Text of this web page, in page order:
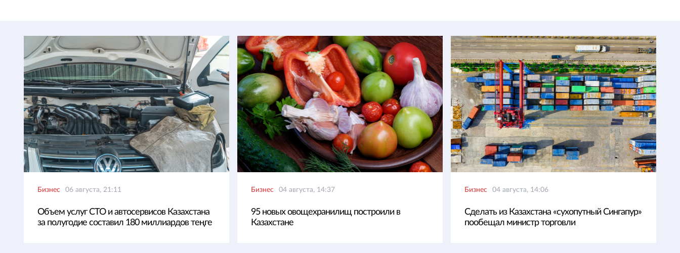
Бизнес 06 августа, 21:11
Объем услуг СТО и автосервисов Казахстана
за полугодие составил 180 миллиардов теңге
Бизнес 04 августа, 14:37
95 новых овощехранилищ построили в
Казахстане
Бизнес 04 августа, 14:06
Сделать из Казахстана «сухопутный Сингапур»
пообещал министр торговли